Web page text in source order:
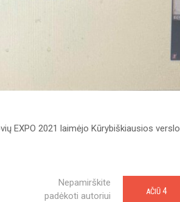
EXPO 2021 laimėjo Kūrybiškiausios verslo
Nepamirškite
padėkoti autoriui
AČIŪ 4